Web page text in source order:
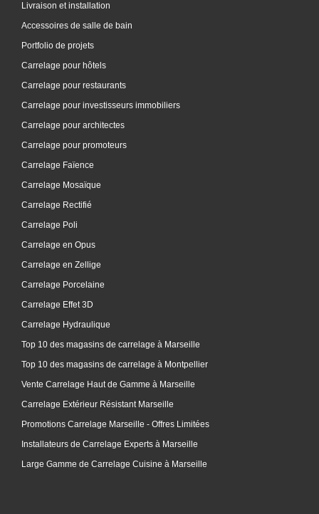
Livraison et installation
Accessoires de salle de bain
Portfolio de projets
Carrelage pour hôtels
Carrelage pour restaurants
Carrelage pour investisseurs immobiliers
Carrelage pour architectes
Carrelage pour promoteurs
Carrelage Faïence
Carrelage Mosaïque
Carrelage Rectifié
Carrelage Poli
Carrelage en Opus
Carrelage en Zellige
Carrelage Porcelaine
Carrelage Effet 3D
Carrelage Hydraulique
Top 10 des magasins de carrelage à Marseille
Top 10 des magasins de carrelage à Montpellier
Vente Carrelage Haut de Gamme à Marseille
Carrelage Extérieur Résistant Marseille
Promotions Carrelage Marseille - Offres Limitées
Installateurs de Carrelage Experts à Marseille
Large Gamme de Carrelage Cuisine à Marseille